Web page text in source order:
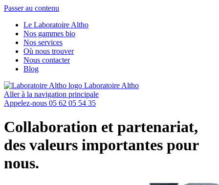
Passer au contenu
Le Laboratoire Altho
Nos gammes bio
Nos services
Où nous trouver
Nous contacter
Blog
Laboratoire Altho
Aller à la navigation principale
Appelez-nous 05 62 05 54 35
Collaboration et partenariat,
des valeurs importantes pour
nous.